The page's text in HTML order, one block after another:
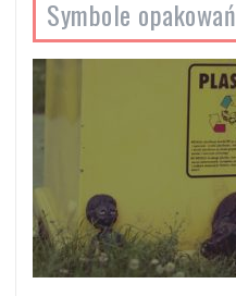
Symbole opakowań